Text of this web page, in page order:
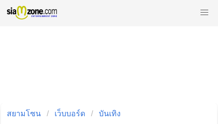
สยามโซน เว็บบอร์ด บันเทิง